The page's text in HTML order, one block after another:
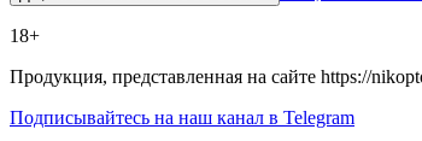
18+
Продукция, представленная на сайте https://
Подписывайтесь на наш канал в Telegram